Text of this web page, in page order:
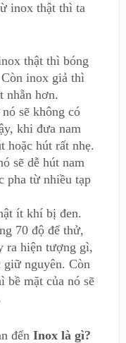
inox thật thì ta
thật thì bóng
inox giả thì
nhẵn hơn.
sẽ không có
khi đưa nam
hoặc hút rất nhẹ.
sẽ dễ hút nam
pha từ nhiều tạp
ít khí bị đen.
70 độ để thử,
ra hiện tượng gì,
giữ nguyên. Còn
mặt của nó sẽ
đến Inox là gì?